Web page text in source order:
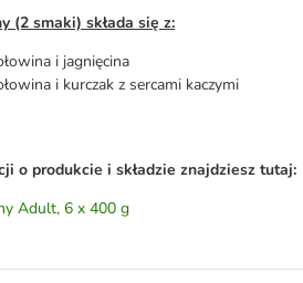
(2 smaki) składa się z:
i jagnięcina
i kurczak z sercami kaczymi
o produkcie i składzie znajdziesz tutaj:
Adult, 6 x 400 g